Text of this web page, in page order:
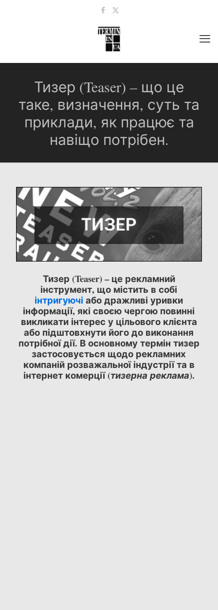
Тизер (Teaser) – що це
таке, визначення, суть та
приклади, як працює та
навіщо потрібен.
Тизер (Teaser) – це рекламний
інструмент, що містить в собі
інтригуючі або дражливі уривки
інформації, які своєю чергою повинні
викликати інтерес у цільового клієнта
або підштовхнути його до виконання
потрібної дії. В основному термін тизер
застосовується щодо рекламних
компаній розважальної індустрії та в
інтернет комерції (тизерна реклама).